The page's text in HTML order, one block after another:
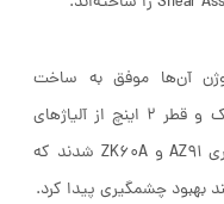
آن‌ها موفق به ساخت
تیوب‌های اکسترود شده‌ی با دیواره‌ی نازک و قطر ۲ اینچ از آلیاژهای
منیزیم – آلومینیوم – روی به نام‌های تجاری AZ91 و ZK60A شدند که
بهبود چشمگیری پیدا کرد.